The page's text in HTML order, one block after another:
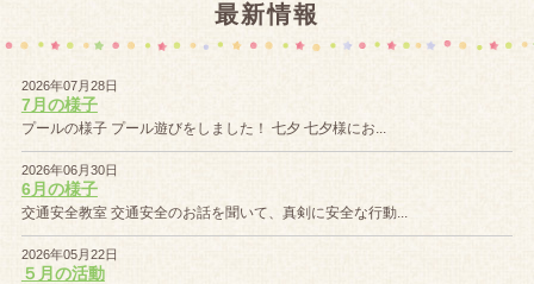
最新情報
2026年07月28日
7月の様子
プールの様子 プール遊びをしました！ 七夕 七夕様にお...
2026年06月30日
6月の様子
交通安全教室 交通安全のお話を聞いて、真剣に安全な行動...
2026年05月22日
５月の活動